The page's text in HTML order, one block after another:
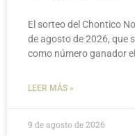
El sorteo del Chontico
de agosto de 2026, que
como número ganador el
LEER MÁS »
9 de agosto de 2026